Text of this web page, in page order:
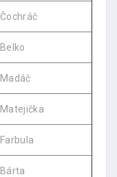
Čochráč
Belko
Madáč
Matejička
Farbula
Bárta